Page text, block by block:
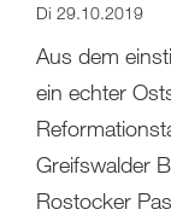
Di 29.10.2019
Aus dem
ein echter
Greifswalder
Rostocker